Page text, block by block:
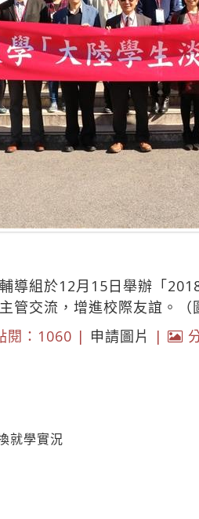
導組於12月15日舉辦「
管交流，增進校際友誼。（
閱：1060 | 申請圖片 |
就學實況